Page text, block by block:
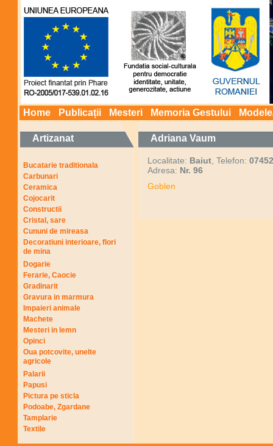
Home Publicații Mesteri Memoria Gestului
Artizanat
Bucatarie traditionala
Carbunari
Ceramica
Cojocarit
Constructii
Cristal, sare
Cununi de mireasa
Decoratiuni interioare, flori
de mina
Dogarie
Ferarie, Caocie
Gradinarit
Gravura in marmura
Impaieri animale
Machete
Mesteri in lemn
Opinci
Oua potcovite, unelte
agricole
Palarii
Papusi
Pictura pe sticla
Podoabe, Zgardane
Tamplarie
Textile
Adriana Vaum
Localitate: Baiut, Telefon:
Adresa: Nr. 96
Goblen